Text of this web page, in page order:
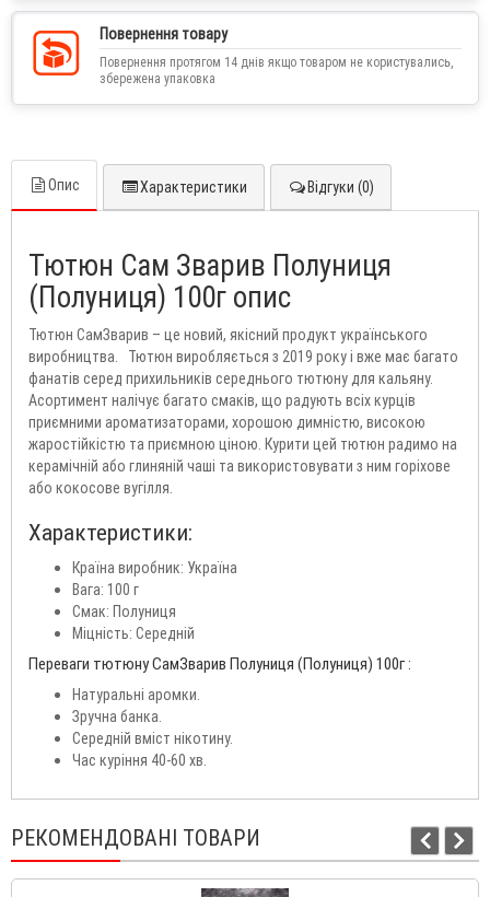
Повернення товару
Повернення протягом 14 днів якщо товаром не користувались,
збережена упаковка
Опис Характеристики Відгуки (0)
Тютюн Сам Зварив Полуниця
(Полуниця) 100г опис
Тютюн СамЗварив – це новий, якісний продукт українського
виробництва. Тютюн виробляється з 2019 року і вже має багато
фанатів серед прихильників середнього тютюну для кальяну.
Асортимент налічує багато смаків, що радують всіх курців
приємними ароматизаторами, хорошою димністю, високою
жаростійкістю та приємною ціною. Курити цей тютюн радимо на
керамічній або глиняній чаші та використовувати з ним горіхове
або кокосове вугілля.
Характеристики:
Країна виробник: Україна
Вага: 100 г
Смак: Полуниця
Міцність: Середній
Переваги тютюну СамЗварив Полуниця (Полуниця) 100г :
Натуральні аромки.
Зручна банка.
Середній вміст нікотину.
Час куріння 40-60 хв.
РЕКОМЕНДОВАНІ ТОВАРИ